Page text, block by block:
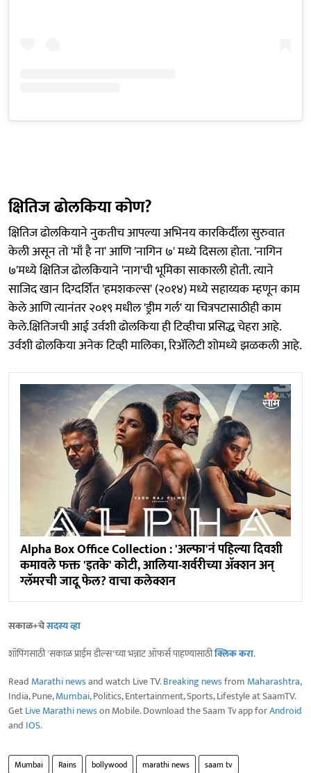
क्षितिज ढोलकिया कोण?
क्षितिज ढोलकियाने नुकतीच आपल्या अभिनय कारकिर्दीला सुरुवात
केली असून तो 'माँ है ना' आणि 'नागिन ७' मध्ये दिसला होता. 'नागिन
७'मध्ये क्षितिज ढोलकियाने 'नाग'ची भूमिका साकारली होती. त्याने
साजिद खान दिग्दर्शित 'हमशकल्स' (२०१४) मध्ये सहाय्यक म्हणून काम
केले आणि त्यानंतर २०१९ मधील 'ड्रीम गर्ल' या चित्रपटासाठीही काम
केले.क्षितिजची आई उर्वशी ढोलकिया ही टिव्हीचा प्रसिद्ध चेहरा आहे.
उर्वशी ढोलकिया अनेक टिव्ही मालिका, रिॲलिटी शोमध्ये झळकली आहे.
Alpha Box Office Collection : 'अल्फा'नं पहिल्या दिवशी
कमावले फक्त 'इतके' कोटी, आलिया-शर्वरीच्या ॲक्शन अन्
ग्लॅमरची जादू फेल? वाचा कलेक्शन
सकाळ+चेसदस्य व्हा
शॉपिंगसाठी 'सकाळ प्राईम डील्स'च्या भन्नाट ऑफर्स पाहण्यासाठीक्लिक करा.
Read Marathi newsand watch Live TV.Breaking newsfrom Maharashtra,
India, Pune,Mumbai, Politics, Entertainment, Sports, Lifestyle at SaamTV.
GetLive Marathi newson Mobile. Download the Saam Tv app forAndroid
and IOS.
Mumbai Rains bollywood marathi news
saam tv